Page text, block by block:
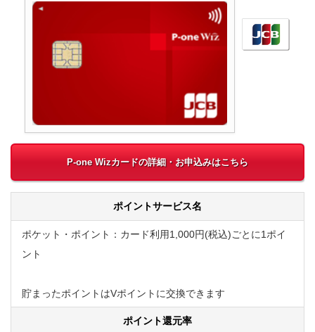
P-one Wizカードの詳細・お申込みはこちら
ポイントサービス名
ポケット・ポイント：カード利用1,000円(税込)ごとに1ポイ
ント
貯まったポイントはVポイントに交換できます
ポイント還元率